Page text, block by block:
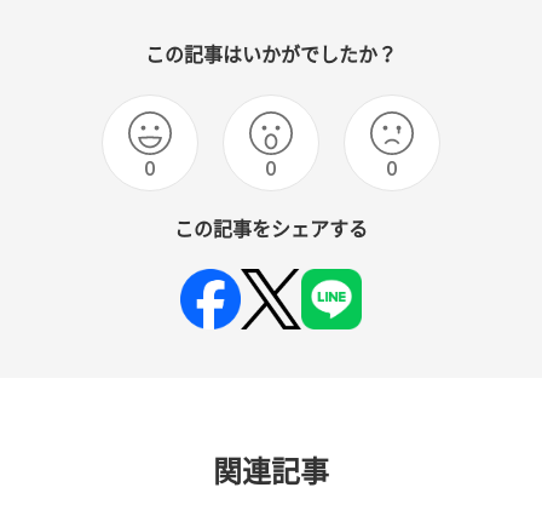
この記事はいかがでしたか？
0 0 0
この記事をシェアする
関連記事